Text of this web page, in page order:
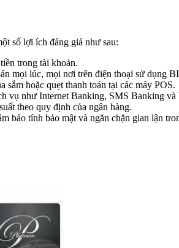
số lợi ích đáng giá như sau:
trong tài khoản.
mọi lúc, mọi nơi trên điện thoại sử dụng
sắm hoặc quẹt thanh toán tại các máy POS.
vụ như Internet Banking, SMS Banking và
theo quy định của ngân hàng.
bảo tính bảo mật và ngăn chặn gian lận